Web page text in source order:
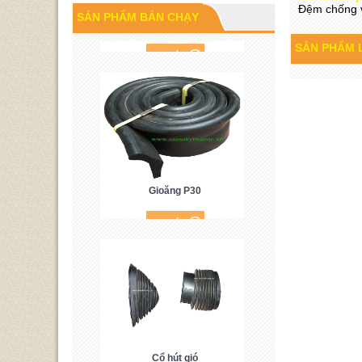
SẢN PHẨM BÁN CHẠY
Gioăng P30
Đệm chống
SẢN PHẨM